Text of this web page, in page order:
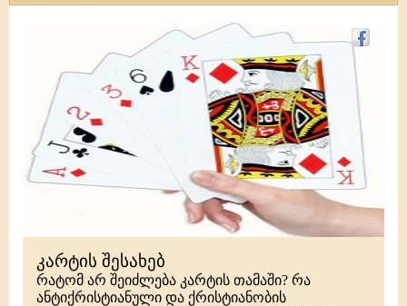
კარტის შესახებ
რატომ არ შეიძლება კარტის თამაში? რა
ანტიქრისტიანული და ქრისტიანობის